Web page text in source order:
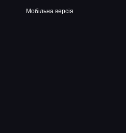
Мобільна версія